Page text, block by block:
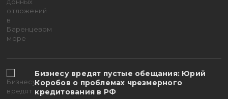
Бизнесу вредят пустые обещания: Юрий
Коробов о проблемах чрезмерного
кредитования в РФ